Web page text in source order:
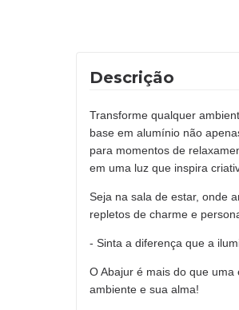
Descrição
Transforme qualquer
base em alumínio não
para momentos de
em uma luz que inspira
Seja na sala de estar, onde
repletos de charme e
- Sinta a diferença que a
O Abajur é mais do que
ambiente e sua alma!